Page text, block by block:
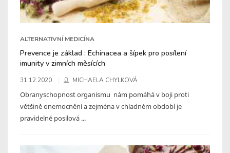
ALTERNATIVNÍ MEDICÍNA
Prevence je základ : Echinacea a šípek pro posílení
imunity v zimních měsících
31.12.2020 MICHAELA CHYLKOVÁ
Obranyschopnost organismu nám pomáhá v boji proti
většině onemocnění a zejména v chladném období je
pravidelné posilová ...